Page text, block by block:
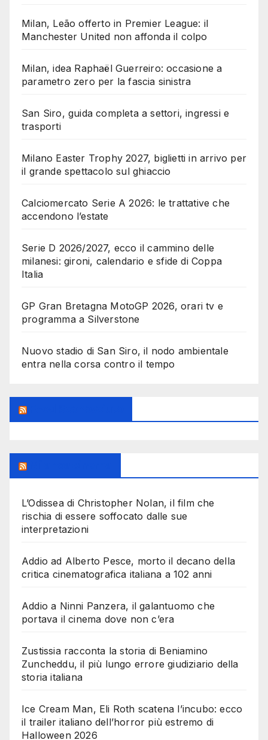
Milan, Leão offerto in Premier League: il
Manchester United non affonda il colpo
Milan, idea Raphaël Guerreiro: occasione a
parametro zero per la fascia sinistra
San Siro, guida completa a settori, ingressi e
trasporti
Milano Easter Trophy 2027, biglietti in arrivo per
il grande spettacolo sul ghiaccio
Calciomercato Serie A 2026: le trattative che
accendono l’estate
Serie D 2026/2027, ecco il cammino delle
milanesi: gironi, calendario e sfide di Coppa
Italia
GP Gran Bretagna MotoGP 2026, orari tv e
programma a Silverstone
Nuovo stadio di San Siro, il nodo ambientale
entra nella corsa contro il tempo
L’Odissea di Christopher Nolan, il film che
rischia di essere soffocato dalle sue
interpretazioni
Addio ad Alberto Pesce, morto il decano della
critica cinematografica italiana a 102 anni
Addio a Ninni Panzera, il galantuomo che
portava il cinema dove non c’era
Zustissia racconta la storia di Beniamino
Zuncheddu, il più lungo errore giudiziario della
storia italiana
Ice Cream Man, Eli Roth scatena l’incubo: ecco
il trailer italiano dell’horror più estremo di
Halloween 2026